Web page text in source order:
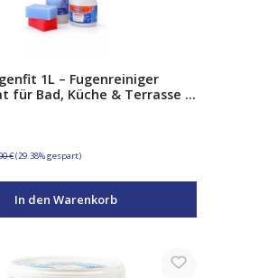
1L – Fugenreiniger
für Bad, Küche & Terrasse –
Preis:
€(29.38% gespart)
In den Warenkorb